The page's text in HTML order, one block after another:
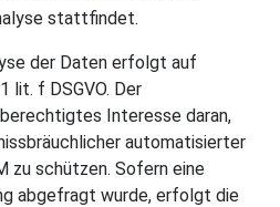
stattfindet.
der Daten erfolgt auf
lit. f DSGVO. Der
Interesse daran,
automatisierter
zu schützen. Sofern eine
abgefragt wurde, erfolgt die